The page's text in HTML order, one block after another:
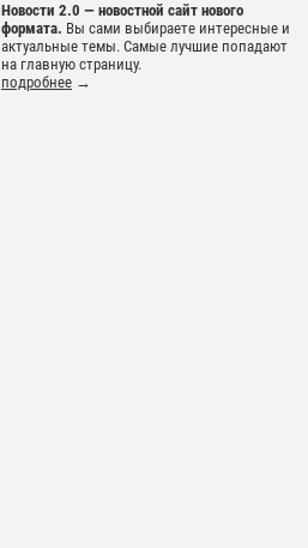
Новости 2.0 — новостной сайт нового
формата. Вы сами выбираете интересные и
актуальные темы. Самые лучшие попадают
на главную страницу.
подробнее →